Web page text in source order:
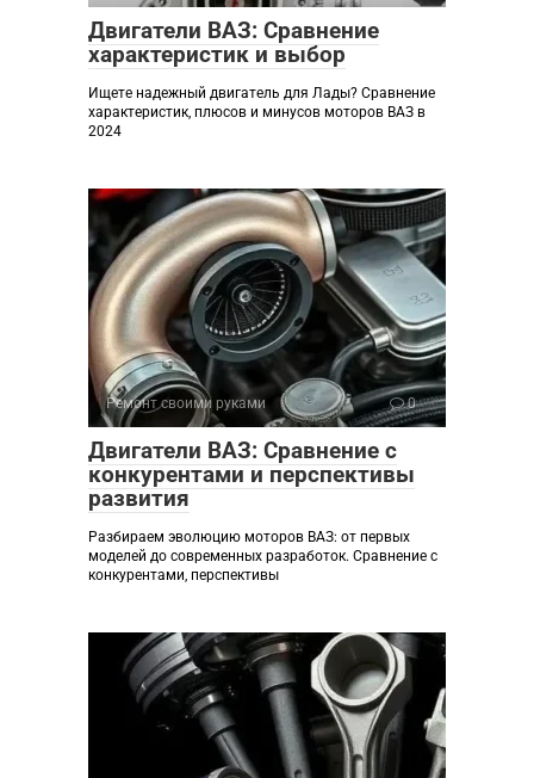
Двигатели ВАЗ: Сравнение
характеристик и выбор
Ищете надежный двигатель для Лады? Сравнение
характеристик, плюсов и минусов моторов ВАЗ в
2024
Ремонт своими руками 0
Двигатели ВАЗ: Сравнение с
конкурентами и перспективы
развития
Разбираем эволюцию моторов ВАЗ: от первых
моделей до современных разработок. Сравнение с
конкурентами, перспективы